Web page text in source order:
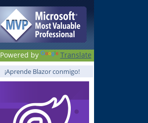
Powered by Translate
¡Aprende Blazor conmigo!